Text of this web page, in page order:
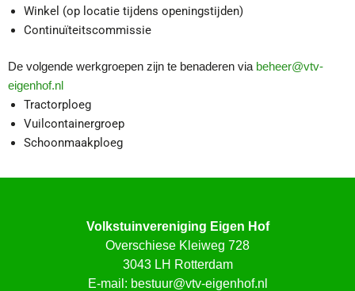
Winkel (op locatie tijdens openingstijden)
Continuïteitscommissie
De volgende werkgroepen zijn te benaderen via beheer@vtv-
eigenhof.nl
Tractorploeg
Vuilcontainergroep
Schoonmaakploeg
Volkstuinvereniging Eigen Hof
Overschiese Kleiweg 728
3043 LH Rotterdam
E-mail: bestuur@vtv-eigenhof.nl